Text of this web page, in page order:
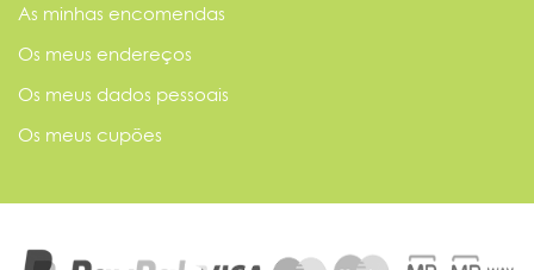
As minhas encomendas
Os meus endereços
Os meus dados pessoais
Os meus cupões